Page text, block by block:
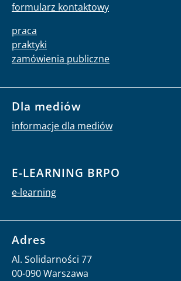
formularz kontaktowy
praca
praktyki
zamówienia publiczne
Dla mediów
informacje dla mediów
E-LEARNING BRPO
e-learning
Adres
Al. Solidarności 77
00-090 Warszawa